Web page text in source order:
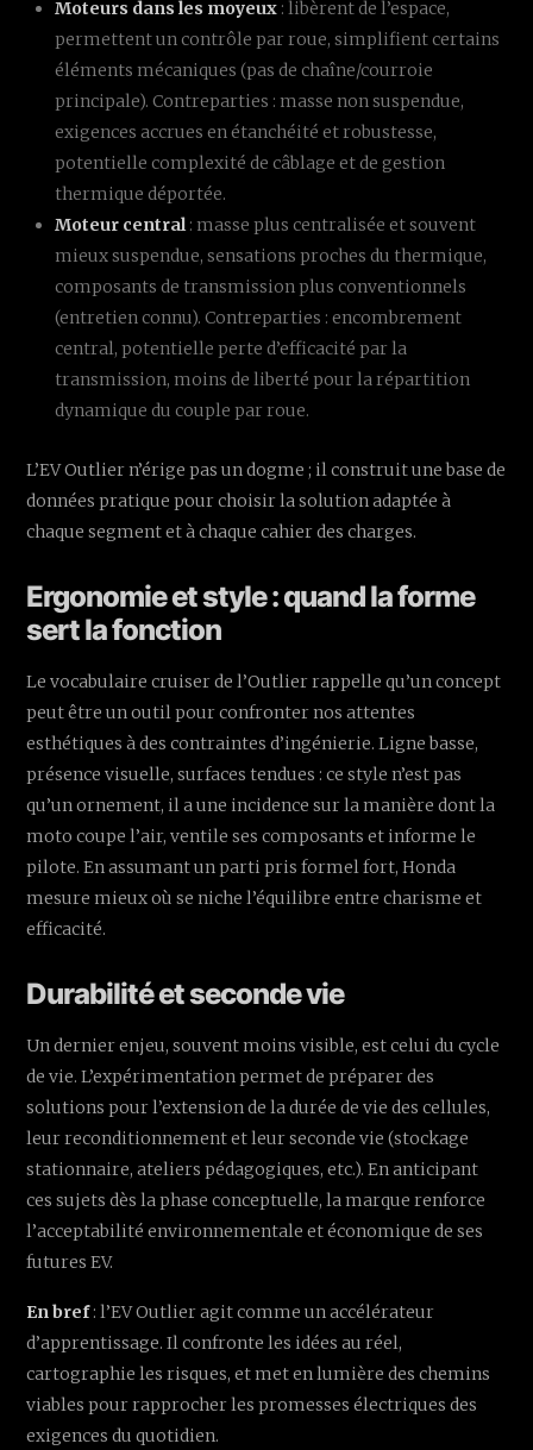
Moteurs dans les moyeux : libèrent de l’espace,
permettent un contrôle par roue, simplifient certains
éléments mécaniques (pas de chaîne/courroie
principale). Contreparties : masse non suspendue,
exigences accrues en étanchéité et robustesse,
potentielle complexité de câblage et de gestion
thermique déportée.
Moteur central: masse plus centralisée et souvent
mieux suspendue, sensations proches du thermique,
composants de transmission plus conventionnels
(entretien connu). Contreparties : encombrement
central, potentielle perte d’efficacité par la
transmission, moins de liberté pour la répartition
dynamique du couple par roue.
L’EV Outlier n’érige pas un dogme ; il construit une base de
données pratique pour choisir la solution adaptée à
chaque segment et à chaque cahier des charges.
Ergonomie et style : quand la forme
sert la fonction
Le vocabulaire cruiser de l’Outlier rappelle qu’un concept
peut être un outil pour confronter nos attentes
esthétiques à des contraintes d’ingénierie. Ligne basse,
présence visuelle, surfaces tendues : ce style n’est pas
qu’un ornement, il a une incidence sur la manière dont la
moto coupe l’air, ventile ses composants et informe le
pilote. En assumant un parti pris formel fort, Honda
mesure mieux où se niche l’équilibre entre charisme et
efficacité.
Durabilité et seconde vie
Un dernier enjeu, souvent moins visible, est celui du cycle
de vie. L’expérimentation permet de préparer des
solutions pour l’extension de la durée de vie des cellules,
leur reconditionnement et leur seconde vie (stockage
stationnaire, ateliers pédagogiques, etc.). En anticipant
ces sujets dès la phase conceptuelle, la marque renforce
l’acceptabilité environnementale et économique de ses
futures EV.
En bref: l’EV Outlier agit comme un accélérateur
d’apprentissage. Il confronte les idées au réel,
cartographie les risques, et met en lumière des chemins
viables pour rapprocher les promesses électriques des
exigences du quotidien.